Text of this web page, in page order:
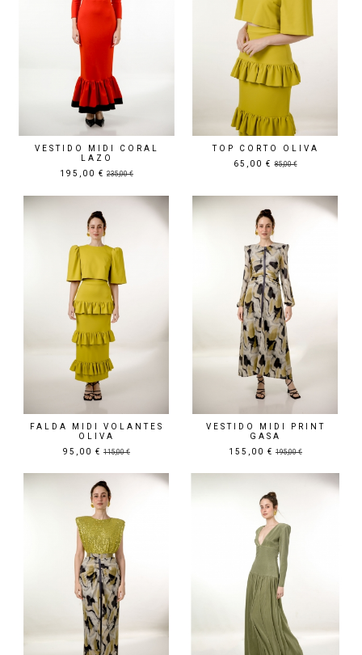
VESTIDO MIDI CORAL
LAZO
195,00 € 235,00 €
TOP CORTO OLIVA
65,00 € 85,00 €
FALDA MIDI VOLANTES
OLIVA
95,00 € 115,00 €
VESTIDO MIDI PRINT
GASA
155,00 € 195,00 €